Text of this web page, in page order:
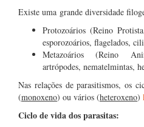
Existe uma grande diversidade
Protozoários (Reino
esporozoários, flagelados,
Metazoários (Reino
artrópodes, nematelmintas,
Nas relações de parasitismos, os
(monoxeno) ou vários (heteroxeno)
Ciclo de vida dos parasitas: